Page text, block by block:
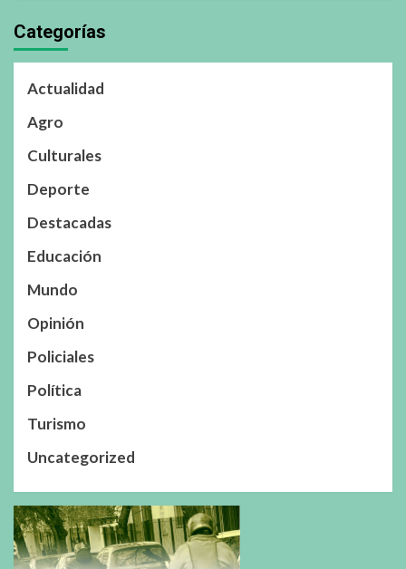
Categorías
Actualidad
Agro
Culturales
Deporte
Destacadas
Educación
Mundo
Opinión
Policiales
Política
Turismo
Uncategorized